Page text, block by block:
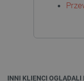
INNI KLIENCI OGLĄDALI